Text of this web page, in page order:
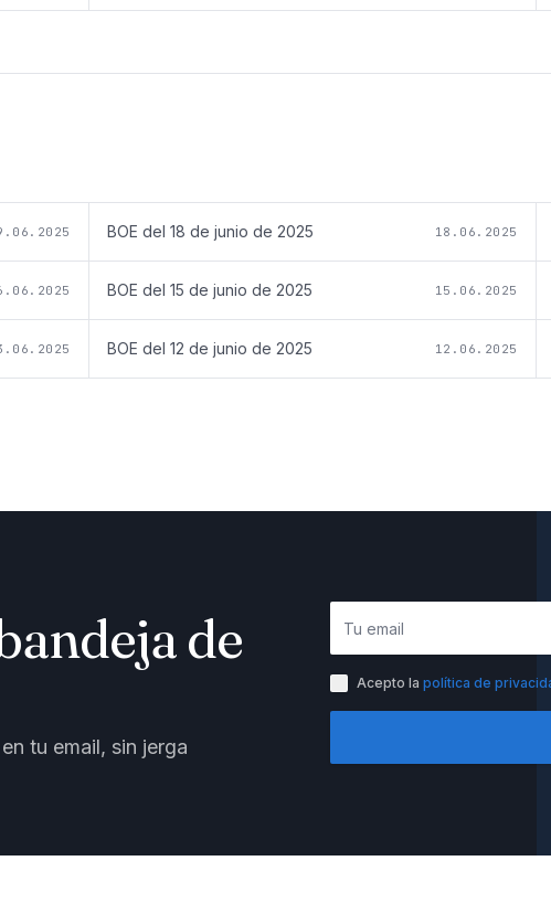
BOE del 18 de junio de 2025 18.06.2025
BOE del 15 de junio de 2025 15.06.2025
BOE del 12 de junio de 2025 12.06.2025
de
tu email, sin jerga
Acepto la política de